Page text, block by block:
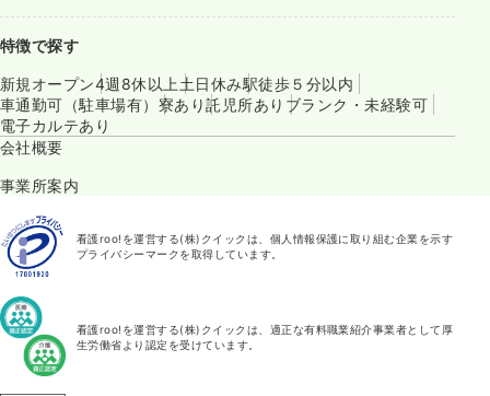
特徴で探す
新規オープン4週8休以上 土日休み駅徒歩５分以内
車通勤可（駐車場有） 寮あり託児所あり ブランク・未経験可
電子カルテあり
会社概要
事業所案内
看護roo!を運営する(株)クイックは、個人情報保護に取り組む企業を示す
プライバシーマークを取得しています。
看護roo!を運営する(株)クイックは、適正な有料職業紹介事業者として厚
生労働省より認定を受けています。